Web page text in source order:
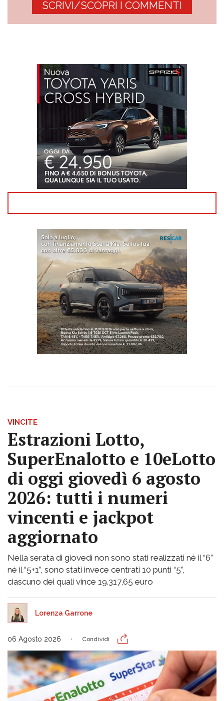
SCRIVI/SCOPRI I COMMENTI
VINCITE
Estrazioni Lotto,
SuperEnalotto e 10eLotto
di oggi giovedì 6 agosto
2026: tutti i numeri
vincenti e jackpot
aggiornato
Nella serata di giovedì non sono stati realizzati né il “6”
né il “5+1”, sono stati invece centrati 10 punti “5”,
ciascuno dei quali vince 19.317,65 euro
Lorenza Garrone
06 Agosto 2026 Condividi